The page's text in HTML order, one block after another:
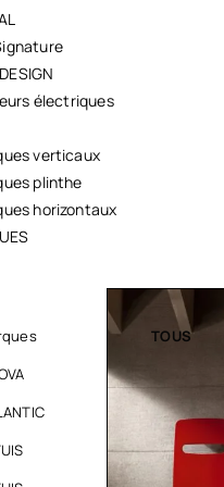
électriques
verticaux
plinthe
horizontaux
TOUS